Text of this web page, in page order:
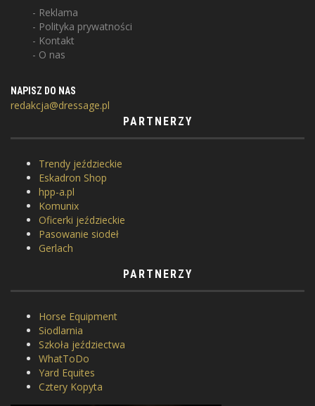
Reklama
Polityka prywatności
Kontakt
O nas
NAPISZ DO NAS
redakcja@dressage.pl
PARTNERZY
Trendy jeździeckie
Eskadron Shop
hpp-a.pl
Komunix
Oficerki jeździeckie
Pasowanie siodeł
Gerlach
PARTNERZY
Horse Equipment
Siodlarnia
Szkoła jeździectwa
WhatToDo
Yard Equites
Cztery Kopyta